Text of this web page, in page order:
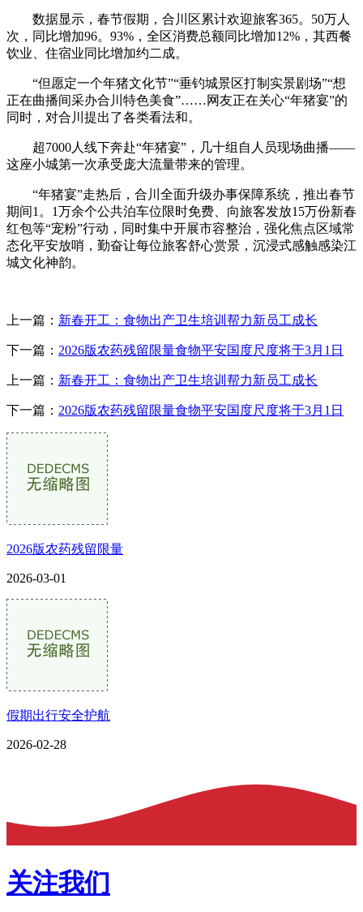
数据显示，春节假期，合川区累计欢迎旅客365。50万人
次，同比增加96。93%，全区消费总额同比增加12%，其西餐
饮业、住宿业同比增加约二成。
“但愿定一个年猪文化节”“垂钓城景区打制实景剧场”“想
正在曲播间采办合川特色美食”……网友正在关心“年猪宴”的
同时，对合川提出了各类看法和。
超7000人线下奔赴“年猪宴”，几十组自人员现场曲播——
这座小城第一次承受庞大流量带来的管理。
“年猪宴”走热后，合川全面升级办事保障系统，推出春节
期间1。1万余个公共泊车位限时免费、向旅客发放15万份新春
红包等“宠粉”行动，同时集中开展市容整治，强化焦点区域常
态化平安放哨，勤奋让每位旅客舒心赏景，沉浸式感触感染江
城文化神韵。
上一篇： 新春开工：食物出产卫生培训帮力新员工成长
下一篇： 2026版农药残留限量食物平安国度尺度将于3月1日
上一篇： 新春开工：食物出产卫生培训帮力新员工成长
下一篇： 2026版农药残留限量食物平安国度尺度将于3月1日
2026版农药残留限量
2026-03-01
假期出行安全护航
2026-02-28
关注我们